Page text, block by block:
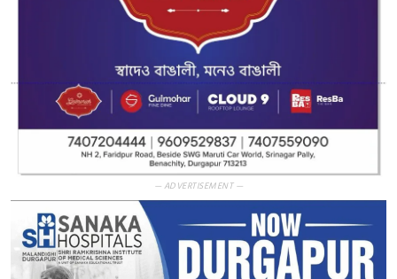
— ADVERTISEMENT —